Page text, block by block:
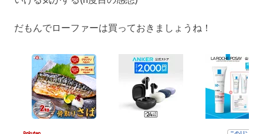
だもんでローファーは買っておきましょうね！